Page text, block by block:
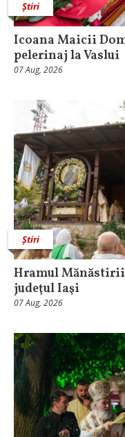
Știri
Icoana Maicii
pelerinaj la Vaslui
07 Aug, 2026
Știri
Hramul Mănăstirii
judeţul Iaşi
07 Aug, 2026